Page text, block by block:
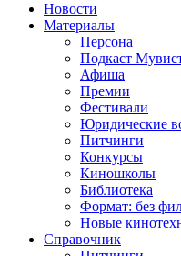
Новости
Материалы
Персона
Подкаст
Афиша
Премии
Фестивали
Юридические
Питчинги
Конкурсы
Киношколы
Библиотека
Формат: без
Новые
Справочник